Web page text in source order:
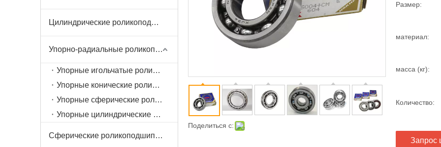
Цилиндрические роликоподшипники
Упорно-радиальные роликоподшипники
Упорные игольчатые роликоподшипники
Упорные конические роликоподшипники
Упорные сферические роликоподшипники
Упорные цилиндрические роликоподшипники
Сферические роликоподшипники
Поделиться с:
Размер:
материал:
масса (кг):
Количество:
Запрос